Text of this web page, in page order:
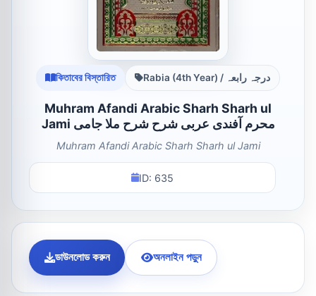
কিতাবের বিস্তারিত Rabia (4th Year) / درجہ رابعہ
Muhram Afandi Arabic Sharh Sharh ul
Jami محرم آفندى عربى شرح شرح ملا جامى
Muhram Afandi Arabic Sharh Sharh ul Jami
ID: 635
ডাউনলোড করুন অনলাইন পড়ুন